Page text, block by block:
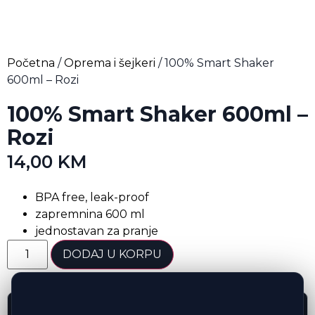
Početna /Oprema i šejkeri / 100% Smart Shaker
600ml – Rozi
100% Smart Shaker 600ml –
Rozi
14,00 KM
BPA free, leak-proof
zapremnina 600 ml
jednostavan za pranje
DODAJ U KORPU